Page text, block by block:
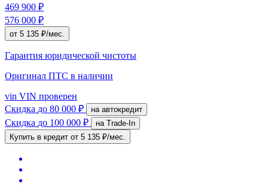
469 900 ₽
576 000 ₽
от 5 135 ₽/мес.
Гарантия юридической чистоты
Оригинал ПТС в наличии
vin VIN проверен
Скидка до 80 000 ₽ на автокредит
Скидка до 100 000 ₽
на Trade-In
Купить в кредит от 5 135 ₽/мес.